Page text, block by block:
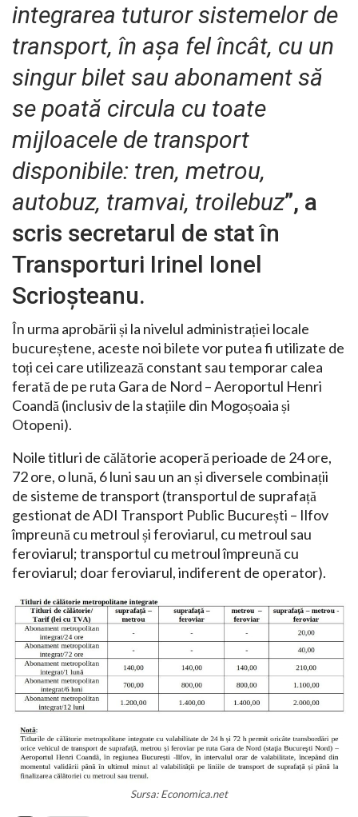
integrarea tuturor sistemelor de
transport, în așa fel încât, cu un
singur bilet sau abonament să
se poată circula cu toate
mijloacele de transport
disponibile: tren, metrou,
autobuz, tramvai, troilebuz”, a
scris secretarul de stat în
Transporturi Irinel Ionel
Scrioșteanu.
În urma aprobării și la nivelul administrației locale
bucureștene, aceste noi bilete vor putea fi utilizate de
toți cei care utilizează constant sau temporar calea
ferată de pe ruta Gara de Nord – Aeroportul Henri
Coandă (inclusiv de la stațiile din Mogoșoaia și
Otopeni).
Noile titluri de călătorie acoperă perioade de 24 ore,
72 ore, o lună, 6 luni sau un an și diversele combinații
de sisteme de transport (transportul de suprafață
gestionat de ADI Transport Public București – Ilfov
împreună cu metroul și feroviarul, cu metroul sau
feroviarul; transportul cu metroul împreună cu
feroviarul; doar feroviarul, indiferent de operator).
Sursa: Economica.net